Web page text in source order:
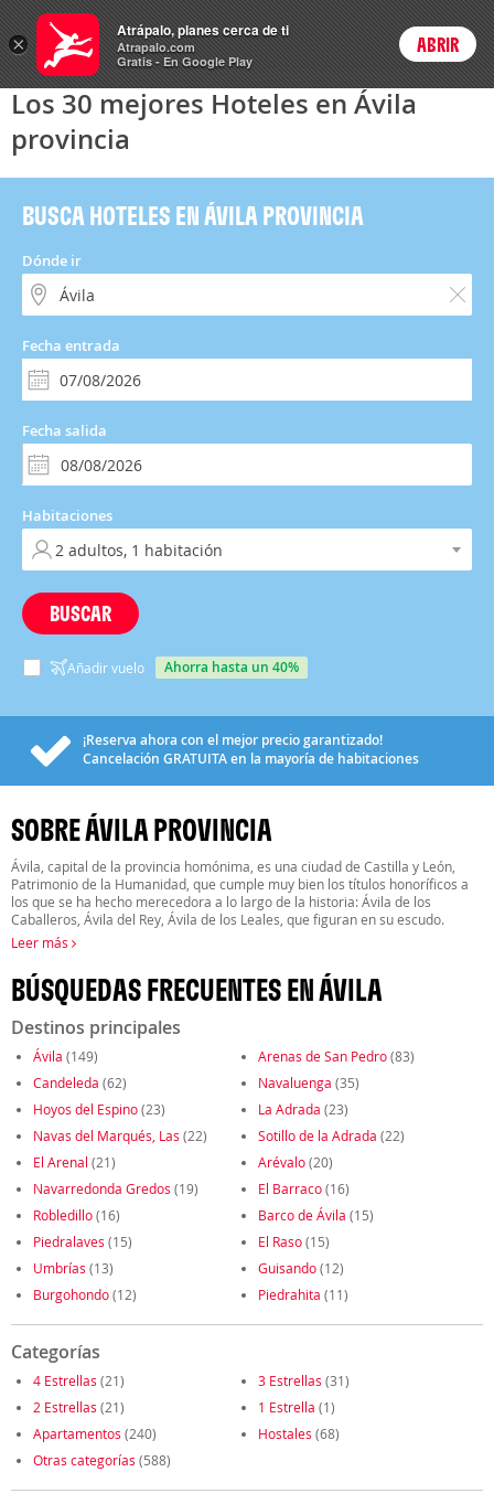
Hoteles Login
Los 30 mejores Hoteles en Ávila
provincia
BUSCA HOTELES EN ÁVILA PROVINCIA
Dónde ir
Fecha entrada
Fecha salida
Habitaciones
BUSCAR
Añadir vuelo ahorra hasta un 40%
¡Reserva ahora con el mejor precio garantizado!
Cancelación GRATUITAen la mayoría de habitaciones
SOBRE ÁVILA PROVINCIA
Ávila, capital de la provincia homónima, es una ciudad de Castilla y León,
Patrimonio de la Humanidad, que cumple muy bien los títulos honoríficos a
los que se ha hecho merecedora a lo largo de la historia: Ávila de los
Caballeros, Ávila del Rey, Ávila de los Leales, que figuran en su escudo.
Leer más
BÚSQUEDAS FRECUENTES EN ÁVILA
Destinos principales
Ávila (149) Arenas de San Pedro(83)
Candeleda (62) Navaluenga (35)
Hoyos del Espino(23) La Adrada (23)
Navas del Marqués, Las (22) Sotillo de la Adrada (22)
El Arenal (21) Arévalo(20)
Navarredonda Gredos (19) El Barraco(16)
Robledillo(16) Barco de Ávila (15)
Piedralaves (15) El Raso(15)
Umbrías (13) Guisando(12)
Burgohondo(12) Piedrahita (11)
Categorías
4 Estrellas (21) 3 Estrellas (31)
2 Estrellas (21) 1 Estrella (1)
Apartamentos (240) Hostales (68)
Otras categorías (588)
×
Atrápalo, planes cerca de ti
Atrapalo.com
Gratis - En Google Play
ABRIR